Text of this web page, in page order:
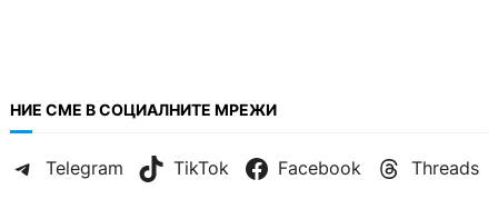
НИЕ СМЕ В СОЦИАЛНИТЕ МРЕЖИ
Telegram TikTok Facebook Threads